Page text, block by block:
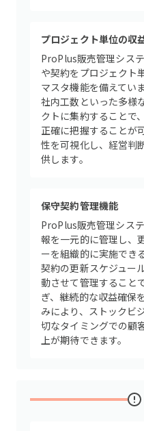
プロジェクト単位の収
ProPlus販売管理シス
や契約をプロジェクト
マスタ機能を備えてい
社内工数といった多様
クトに集約することで
正確に把握することが
性を可視化し、経営判
供します。
保守契約管理機能
ProPlus販売管理シス
報を一元的に管理し、
ーを組織的に実施でき
契約の更新スケジュー
動させて管理すること
ぎ、継続的な収益確保
みにより、ストックビ
切なタイミングでの顧
上が期待できます。